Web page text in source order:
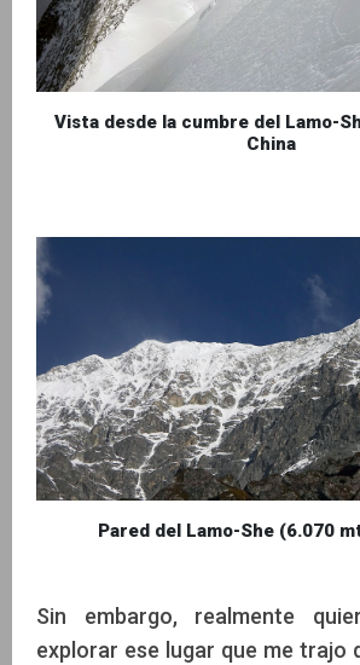
Vista desde la cumbre del Lamo-
China
Pared del Lamo-She (6.070
Sin embargo, realmente
explorar ese lugar que me trajo